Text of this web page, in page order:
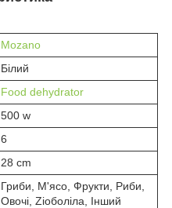
Mozano
Білий
Food dehydrator
500 w
6
28 cm
Гриби, М'ясо, Фрукти, Риби,
Овочі, Zioболіла, Інший